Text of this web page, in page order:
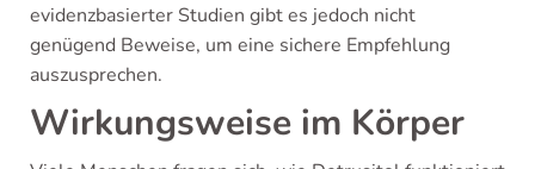
evidenzbasierter Studien gibt es jedoch nicht
genügend Beweise, um eine sichere Empfehlung
auszusprechen.
Wirkungsweise im Körper